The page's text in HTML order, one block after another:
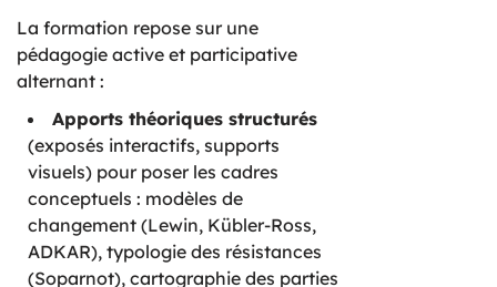
La formation repose sur une
pédagogie active et participative
alternant :
Apports théoriques structurés
(exposés interactifs, supports
visuels) pour poser les cadres
conceptuels : modèles de
changement (Lewin, Kübler-Ross,
ADKAR), typologie des résistances
(Soparnot), cartographie des parties